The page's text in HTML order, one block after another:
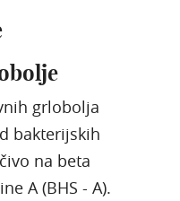
grlobolja
bakterijskih
na beta
A (BHS - A).